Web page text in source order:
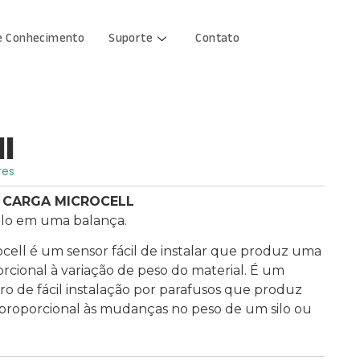
Conhecimento Suporte Contato
MICROCELL
em uma balança.
é um sensor fácil de instalar que produz uma
à variação de peso do material. É um
de fácil instalação por parafusos que produz
às mudanças no peso de um silo ou